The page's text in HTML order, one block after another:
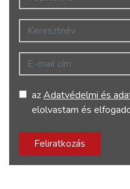
Keresztnév
E-mail cím
azAdatvédelmi és
elolvastam és
Feliratkozás